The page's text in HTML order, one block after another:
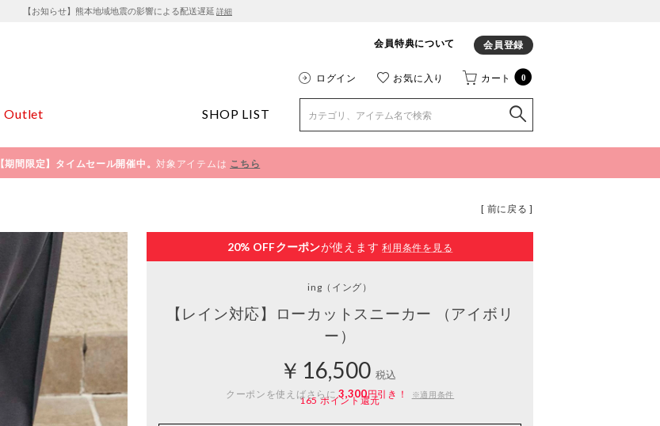
【お知らせ】熊本地域地震の影響による配送遅延 詳細
会員特典について 会員登録
ログイン お気に入り カート 0
Outlet SHOP LIST
【期間限定】タイムセール開催中。対象アイテムは こちら
[ 前に戻る ]
20% OFFクーポンが使えます 利用条件を見る
ing （イング）
【レイン対応】ローカットスニーカー （アイボリ
ー）
￥16,500 税込
クーポンを使えばさらに3,300円引き！ ※適用条件
165ポイント還元